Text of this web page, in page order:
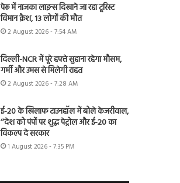
पेरू में नाजका लाइन्स दिखाने जा रहा टूरिस्ट
विमान क्रैश, 13 लोगों की मौत
2 August 2026 - 7:54 AM
दिल्ली-NCR में पूरे हफ्ते सुहाना रहेगा मौसम,
गर्मी और उमस से मिलेगी राहत
2 August 2026 - 7:28 AM
ई-20 के खिलाफ टाउनहॉल में बोले केजरीवाल,
‘‘देश को पंपों पर शुद्ध पेट्रोल और ई-20 का
विकल्प दे सरकार
1 August 2026 - 7:35 PM